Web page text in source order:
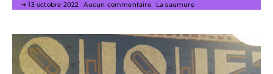
13 octobre 2022 Aucun commentaire La saumure